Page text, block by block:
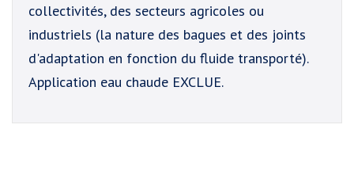
collectivités, des secteurs agricoles ou
industriels (la nature des bagues et des joints
d'adaptation en fonction du fluide transporté).
Application eau chaude EXCLUE.